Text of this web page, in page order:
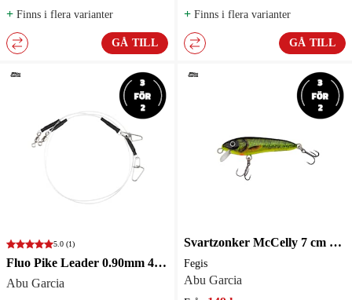
+ Finns i flera varianter
GÅ TILL
+ Finns i flera varianter
GÅ TILL
5.0 (1)
Fluo Pike Leader 0.90mm 40cm - 2-pack
Abu Garcia
Svartzonker McCelly 7 cm Blue Silver
Fegis
Abu Garcia